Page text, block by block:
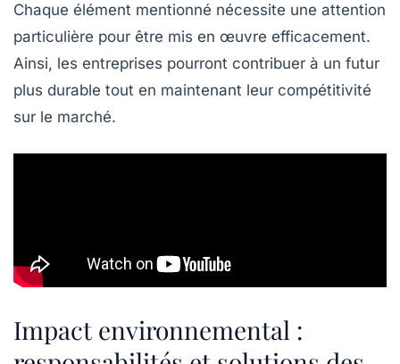
Chaque élément mentionné nécessite une attention
particulière pour être mis en œuvre efficacement.
Ainsi, les entreprises pourront contribuer à un futur
plus durable tout en maintenant leur compétitivité
sur le marché.
Impact environnemental :